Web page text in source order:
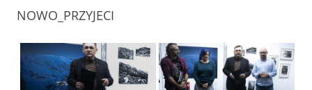
NOWO_PRZYJECI